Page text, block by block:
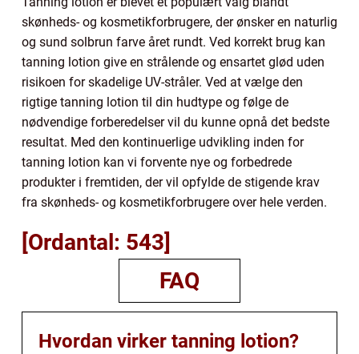
skønheds- og kosmetikforbrugere, der ønsker en naturlig
og sund solbrun farve året rundt. Ved korrekt brug kan
tanning lotion give en strålende og ensartet glød uden
risikoen for skadelige UV-stråler. Ved at vælge den
rigtige tanning lotion til din hudtype og følge de
nødvendige forberedelser vil du kunne opnå det bedste
resultat. Med den kontinuerlige udvikling inden for
tanning lotion kan vi forvente nye og forbedrede
produkter i fremtiden, der vil opfylde de stigende krav
fra skønheds- og kosmetikforbrugere over hele verden.
[Ordantal: 543]
FAQ
Hvordan virker tanning lotion?